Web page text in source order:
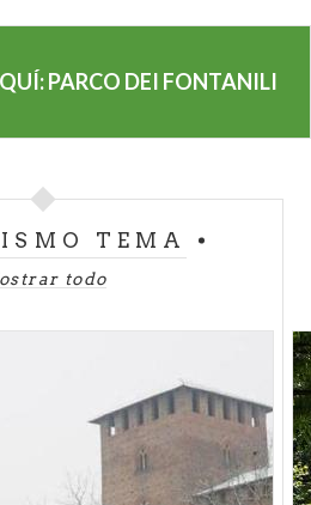
porjuncos ycarrizos.
en profundidad la flora y
PARCO DEI FONTANILI
TEMA
todo